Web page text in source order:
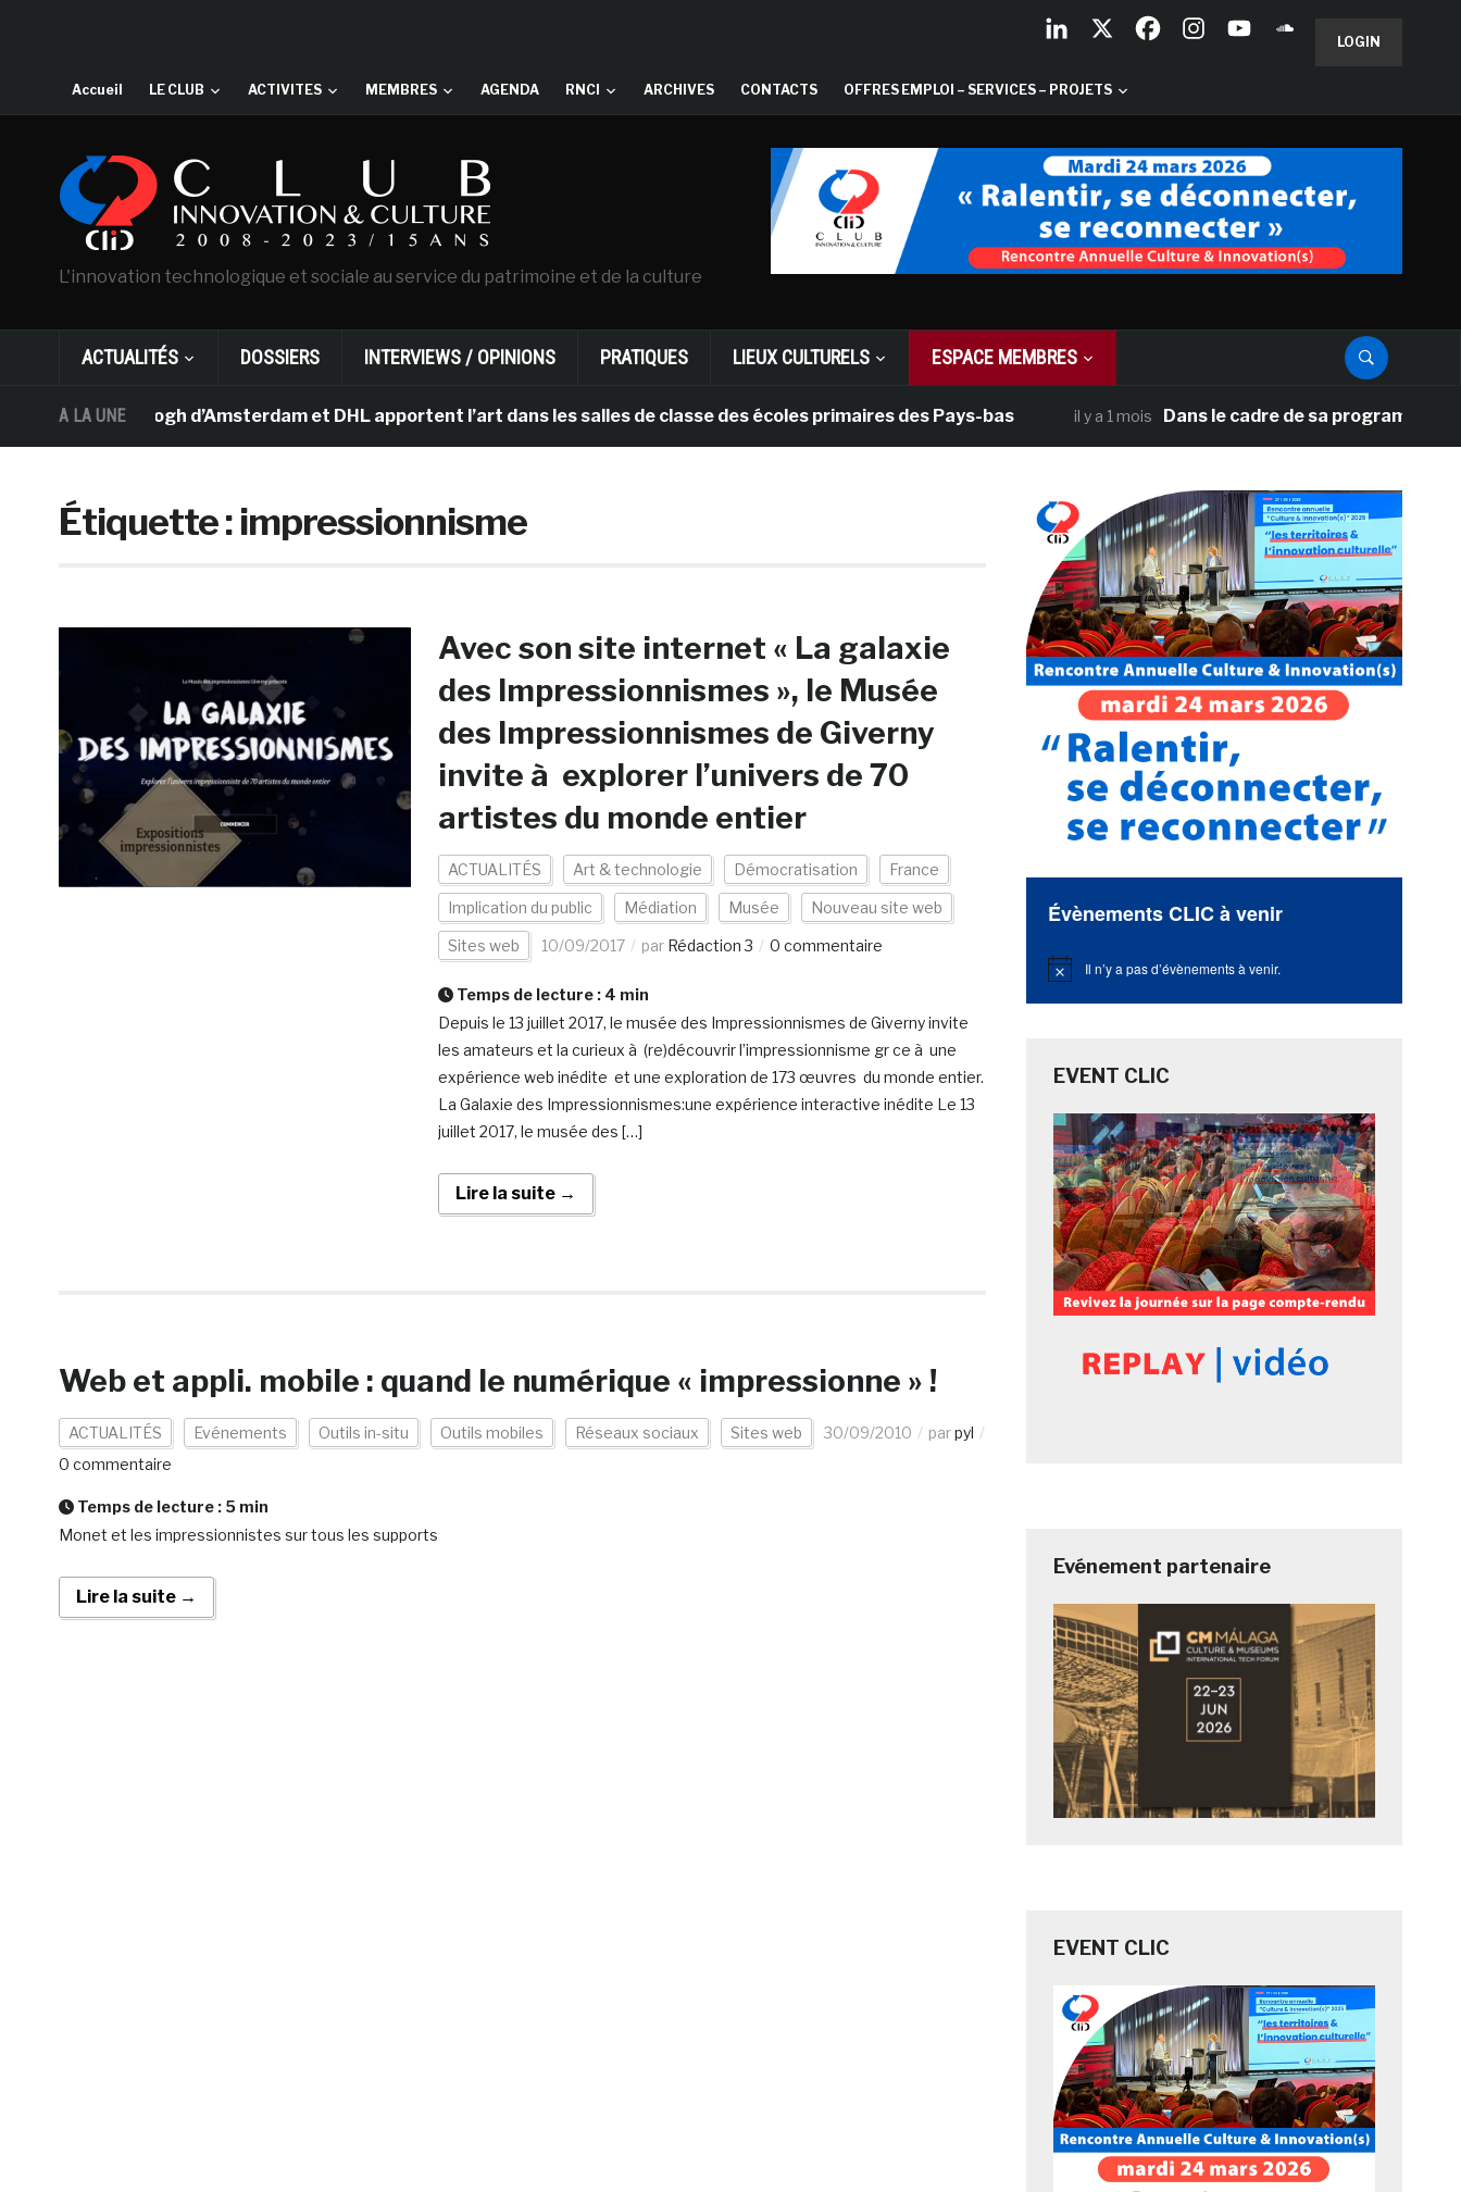
LOGIN
Accueil LE CLUB ACTIVITES MEMBRES AGENDA RNCI ARCHIVES CONTACTS OFFRES EMPLOI – SERVICES – PROJETS
L'innovation technologique et sociale au service du patrimoine et de la culture
ACTUALITÉS DOSSIERS INTERVIEWS / OPINIONS PRATIQUES LIEUX CULTURELS ESPACE MEMBRES
A LA UNE
Van Gogh d’Amsterdam et DHL apportent l’art dans les salles de classe des écoles primaires des Pays-bas il y a 1 mois Dans le cadre de sa programmation
Étiquette :impressionnisme
Avec son site internet « La galaxie
des Impressionnismes », le Musée
des Impressionnismes de Giverny
invite à explorer l’univers de 70
artistes du monde entier
ACTUALITÉS Art & technologie Démocratisation France
Implication du public Médiation Musée Nouveau site web
Sites web 10/09/2017 par Rédaction 3 0 commentaire
Temps de lecture : 4 min
Depuis le 13 juillet 2017, le musée des Impressionnismes de Giverny invite
les amateurs et la curieux à (re)découvrir l’impressionnisme gr ce à une
expérience web inédite et une exploration de 173 œuvres du monde entier.
La Galaxie des Impressionnismes:une expérience interactive inédite Le 13
juillet 2017, le musée des […]
Lire la suite →
Web et appli. mobile : quand le numérique « impressionne » !
ACTUALITÉS Evénements Outils in-situ Outils mobiles Réseaux sociaux Sites web 30/09/2010 parpyl
0 commentaire
Temps de lecture : 5 min
Monet et les impressionnistes sur tous les supports
Lire la suite →
Évènements CLIC à venir
Notice Il n’y a pas d’évènements à venir.
EVENT CLIC
Evénement partenaire
EVENT CLIC